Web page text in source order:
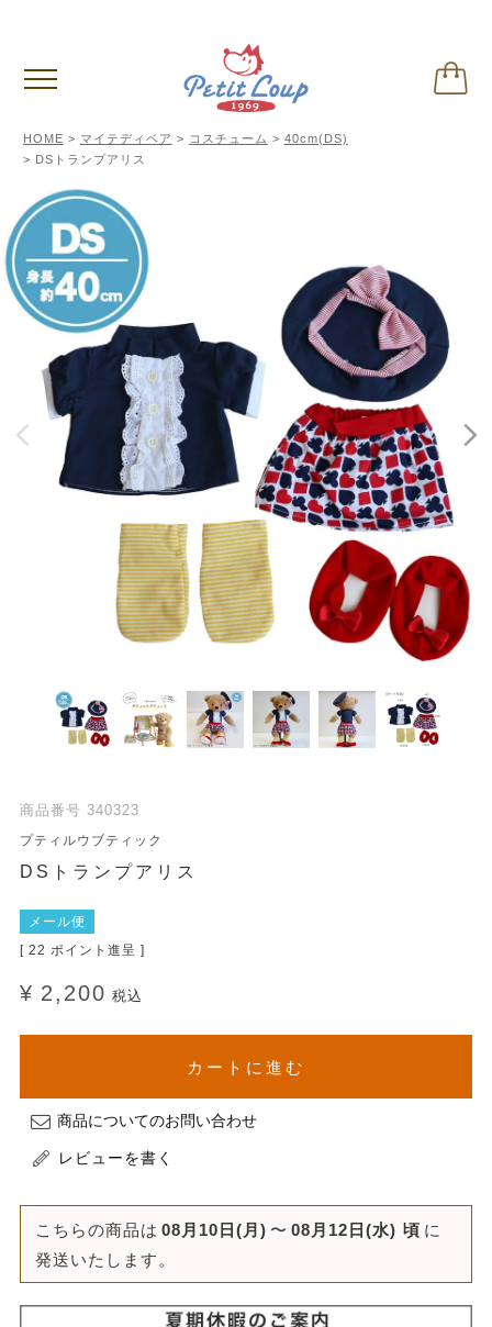
HOME マイテディベア コスチューム
40cm(DS)
DSトランプアリス
商品番号 340323
プティルウブティック
DSトランプアリス
メール便
[ 22 ポイント進呈 ]
¥ 2,200 税込
カートに進む
商品についてのお問い合わせ
レビューを書く
こちらの商品は 08月10日(月) 〜 08月12日(水) 頃 に
発送いたします。